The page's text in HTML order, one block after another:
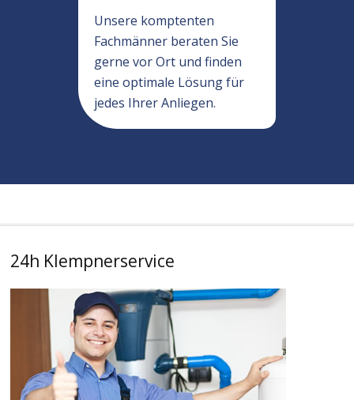
Unsere komptenten
Fachmänner beraten Sie
gerne vor Ort und finden
eine optimale Lösung für
jedes Ihrer Anliegen.
24h Klempnerservice